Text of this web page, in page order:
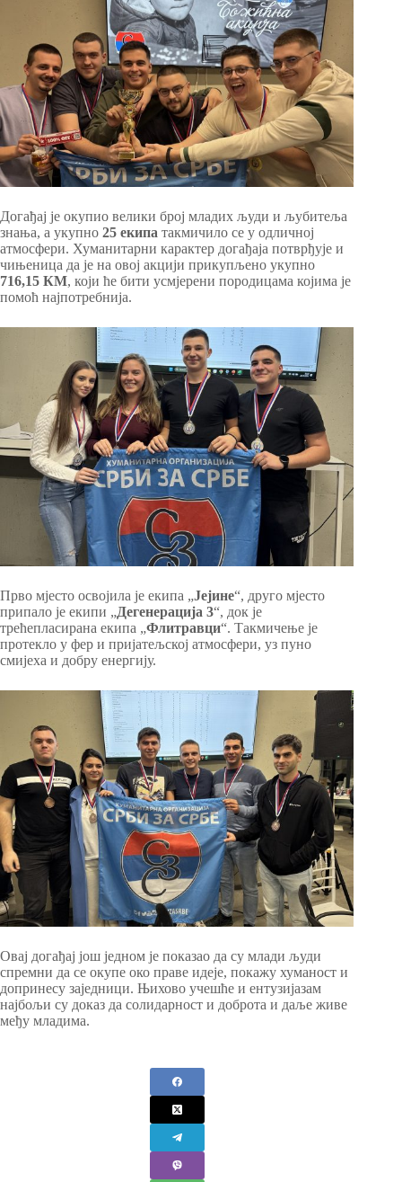
Догађај је окупио велики број младих људи и љубитеља
знања, а укупно 25 екипа такмичило се у одличној
атмосфери. Хуманитарни карактер догађаја потврђује и
чињеница да је на овој акцији прикупљено укупно
716,15 КМ, који ће бити усмјерени породицама којима је
помоћ најпотребнија.
Прво мјесто освојила је екипа „Јејине“, друго мјесто
припало је екипи „Дегенерација 3“, док је
трећепласирана екипа „Флитравци“. Такмичење је
протекло у фер и пријатељској атмосфери, уз пуно
смијеха и добру енергију.
Овај догађај још једном је показао да су млади људи
спремни да се окупе око праве идеје, покажу хуманост и
допринесу заједници. Њихово учешће и ентузијазам
најбољи су доказ да солидарност и доброта и даље живе
међу младима.